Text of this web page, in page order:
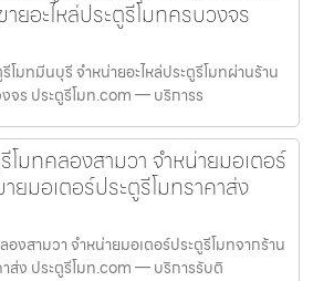
ยอะไหล่ประตูรีโมทครบวงจร
มทมีนบุรี จำหน่ายอะไหล่ประตูรีโมทผ่านร้าน
จร ประตูรีโมท.com — บริการร
โมทคลองสามวา จำหน่ายมอเตอร์
ยมอเตอร์ประตูรีโมทราคาส่ง
องสามวา จำหน่ายมอเตอร์ประตูรีโมทจากร้าน
าส่ง ประตูรีโมท.com — บริการรับติ